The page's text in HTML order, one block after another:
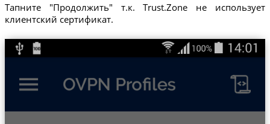
Тапните "Продолжить" т.к. Trust.Zone не использует
клиентский сертификат.